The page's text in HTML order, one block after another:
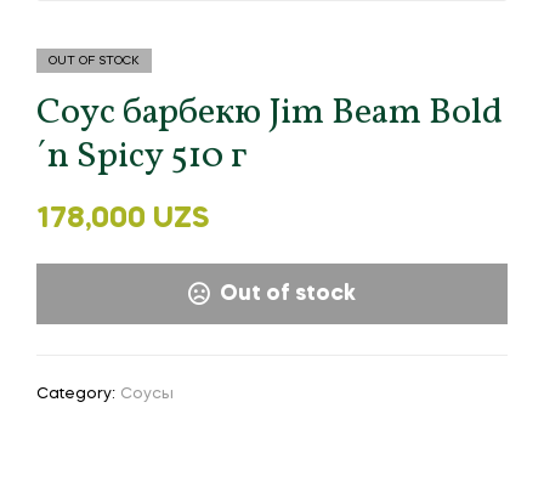
OUT OF STOCK
Соус барбекю Jim Beam Bold
´n Spicy 510 г
178,000 UZS
Out of stock
Category: Соусы